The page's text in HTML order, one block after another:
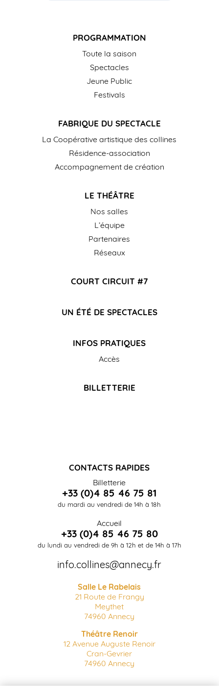
PROGRAMMATION
Toute la saison
Spectacles
Jeune Public
Festivals
FABRIQUE DU SPECTACLE
La Coopérative artistique des collines
Résidence-association
Accompagnement de création
LE THÉÂTRE
Nos salles
L’équipe
Partenaires
Réseaux
COURT CIRCUIT #7
UN ÉTÉ DE SPECTACLES
INFOS PRATIQUES
Accès
BILLETTERIE
CONTACTS RAPIDES
Billetterie
+33 (0)4 85 46 75 81
du mardi au vendredi de 14h à 18h
Accueil
+33 (0)4 85 46 75 80
du lundi au vendredi de 9h à 12h et de 14h à 17h
info.collines@annecy.fr
Salle Le Rabelais
21 Route de Frangy
Meythet
74960 Annecy
Théâtre Renoir
12 Avenue Auguste Renoir
Cran-Gevrier
74960 Annecy